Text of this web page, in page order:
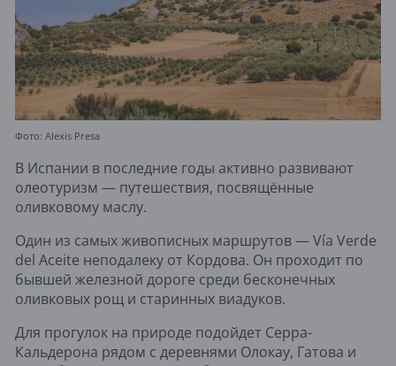
Фото: Alexis Presa
В Испании в последние годы активно развивают
олеотуризм — путешествия, посвящённые
оливковому маслу.
Один из самых живописных маршрутов — Vía Verde
del Aceite неподалеку от Кордова. Он проходит по
бывшей железной дороге среди бесконечных
оливковых рощ и старинных виадуков.
Для прогулок на природе подойдет Серра-
Кальдерона рядом с деревнями Олокау, Гатова и